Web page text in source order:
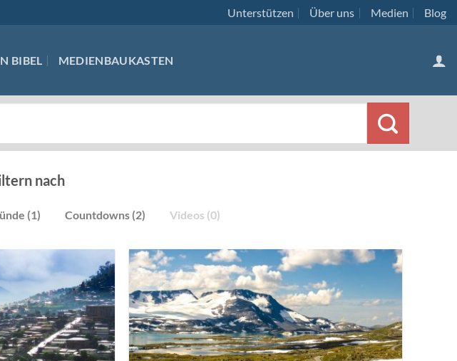
Unterstützen Über uns Medien Blog
BIBEL MEDIENBAUKASTEN
nach
(1) Countdowns (2) Videos (0)